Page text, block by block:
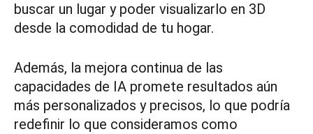
buscar un lugar y poder visualizarlo en 3D
desde la comodidad de tu hogar.
Además, la mejora continua de las
capacidades de IA promete resultados aún
más personalizados y precisos, lo que podría
redefinir lo que consideramos como